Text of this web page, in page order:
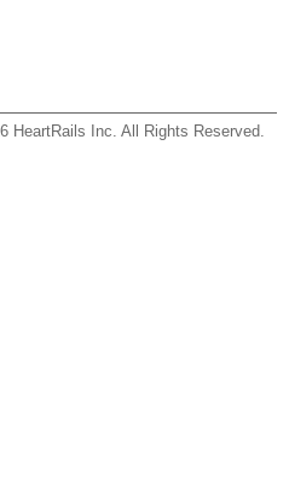
HeartRails Inc. All Rights Reserved.